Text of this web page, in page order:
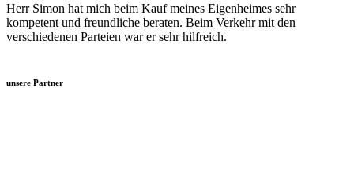
Herr Simon hat mich beim Kauf meines Eigenheimes sehr
kompetent und freundliche beraten. Beim Verkehr mit den
verschiedenen Parteien war er sehr hilfreich.
unsere Partner